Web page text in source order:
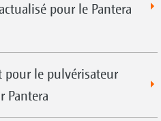
pour le Pantera
pour le pulvérisateur
Pantera